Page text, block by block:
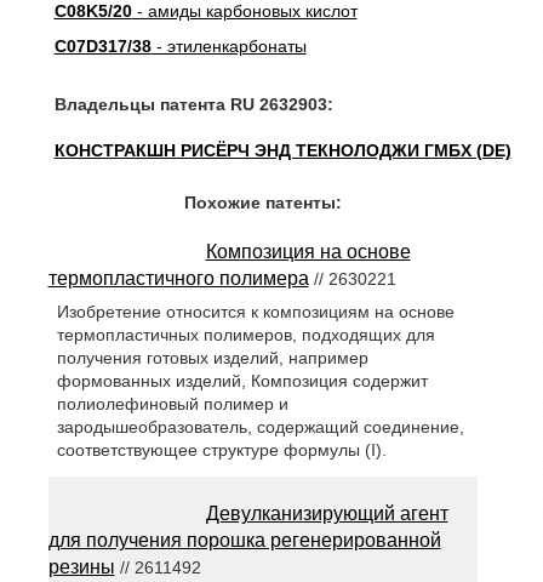
C08K5/20- амиды карбоновых кислот
C07D317/38- этиленкарбонаты
Владельцы патента RU 2632903:
КОНСТРАКШН РИСЁРЧ ЭНД ТЕКНОЛОДЖИ ГМБХ (DE)
Похожие патенты:
Композиция на основе
термопластичного полимера // 2630221
Изобретение относится к композициям на основе
термопластичных полимеров, подходящих для
получения готовых изделий, например
формованных изделий, Композиция содержит
полиолефиновый полимер и
зародышеобразователь, содержащий соединение,
соответствующее структуре формулы (I).
Девулканизирующий агент
для получения порошка регенерированной
резины // 2611492